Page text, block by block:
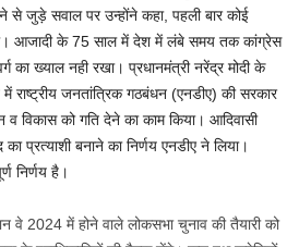
से जुड़े सवाल पर उन्होंने कहा, पहली बार कोई
आजादी के 75 साल में देश में लंबे समय तक कांग्रेस
का ख्याल नही रखा। प्रधानमंत्री नरेंद्र मोदी के
राष्ट्रीय जनतांत्रिक गठबंधन (एनडीए) की सरकार
व विकास को गति देने का काम किया। आदिवासी
का प्रत्याशी बनाने का निर्णय एनडीए ने लिया।
निर्णय है।
वे 2024 में होने वाले लोकसभा चुनाव की तैयारी को